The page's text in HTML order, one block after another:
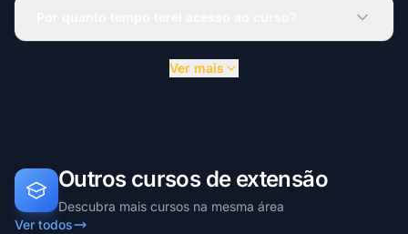
Ver mais
Outros cursos de extensão
Descubra mais cursos na mesma área
Ver todos